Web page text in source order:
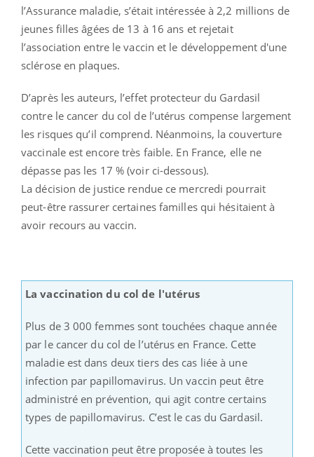
l’Assurance maladie, s’était intéressée à 2,2 millions de
jeunes filles âgées de 13 à 16 ans et rejetait
l’association entre le vaccin et le développement d'une
sclérose en plaques.
D’après les auteurs, l’effet protecteur du Gardasil
contre le cancer du col de l’utérus compense largement
les risques qu’il comprend. Néanmoins, la couverture
vaccinale est encore très faible. En France, elle ne
dépasse pas les 17 % (voir ci-dessous).
La décision de justice rendue ce mercredi pourrait
peut-être rassurer certaines familles qui hésitaient à
avoir recours au vaccin.
La vaccination du col de l'utérus
Plus de 3 000 femmes sont touchées chaque année
par le cancer du col de l’utérus en France. Cette
maladie est dans deux tiers des cas liée à une
infection par papillomavirus. Un vaccin peut être
administré en prévention, qui agit contre certains
types de papillomavirus. C’est le cas du Gardasil.
Cette vaccination peut être proposée à toutes les